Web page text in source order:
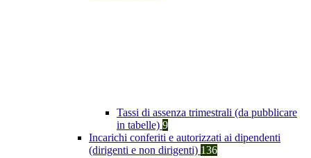
Tassi di assenza trimestrali (da pubblicare
in tabelle) 9
Incarichi conferiti e autorizzati ai dipendenti
(dirigenti e non dirigenti) 136